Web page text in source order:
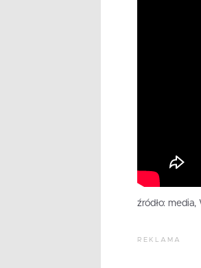
źródło: media,
REKLAMA